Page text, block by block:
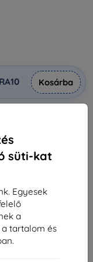
süti-kat
Egyesek
a
tartalom és
Kosárba
3 951 Ft/db